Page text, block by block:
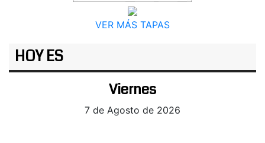
VER MÁS TAPAS
HOY ES
Viernes
7 de Agosto de 2026